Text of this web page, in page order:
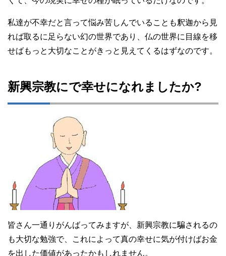
私達が不幸だと言って悩み苦しんでいることも釈迦から見
れば取るに足らない幻の世界であり、仏の世界に目線を移
せばもっと大切なことがきっと見えてくるはずなのです。
新興宗教にで幸せになれましたか?
皆さん一通りがんばってみますが、新興宗教に騙されるの
も大切な勉強で、これによって真の幸せに気が付けばお金
を出した価値があったかもしれません。